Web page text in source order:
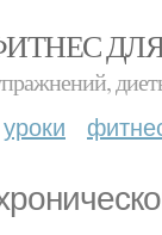
уроки